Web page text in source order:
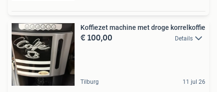
Koffiezet machine met droge korrelkoffie
€ 100,00 Details
Tilburg 11 jul 26